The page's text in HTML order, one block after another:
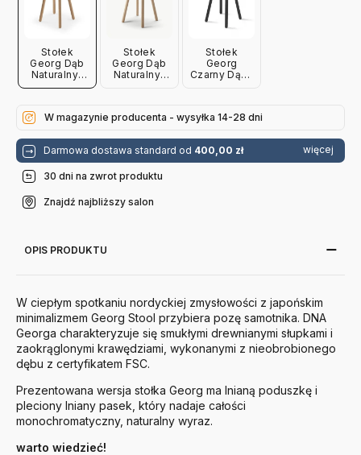
Stołek
Georg Dąb
Naturalny-
Lniana
Skagerak
Stołek
Georg Dąb
Naturalny-
Stołek
Georg
Czarny Dąb-
W magazynie producenta - wysyłka 14-28 dni
Darmowa dostawa standard od 400,00 zł więcej
30 dni na zwrot produktu
Znajdź najbliższy salon
OPIS PRODUKTU
W ciepłym spotkaniu nordyckiej zmysłowości z japońskim
minimalizmem Georg Stool przybiera pozę samotnika. DNA
Georga charakteryzuje się smukłymi drewnianymi słupkami i
zaokrąglonymi krawędziami, wykonanymi z nieobrobionego
dębu z certyfikatem FSC.
Prezentowana wersja stołka Georg ma lnianą poduszkę i
pleciony lniany pasek, który nadaje całości
monochromatyczny, naturalny wyraz.
warto wiedzieć!